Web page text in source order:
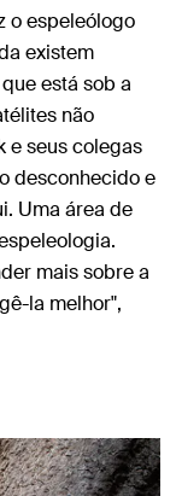
o espeleólogo
existem
está sob a
não
e seus colegas
desconhecido e
Uma área de
mais sobre a
la melhor",